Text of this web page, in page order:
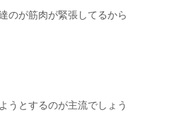
のが筋肉が緊張してるから
うとするのが主流でしょう